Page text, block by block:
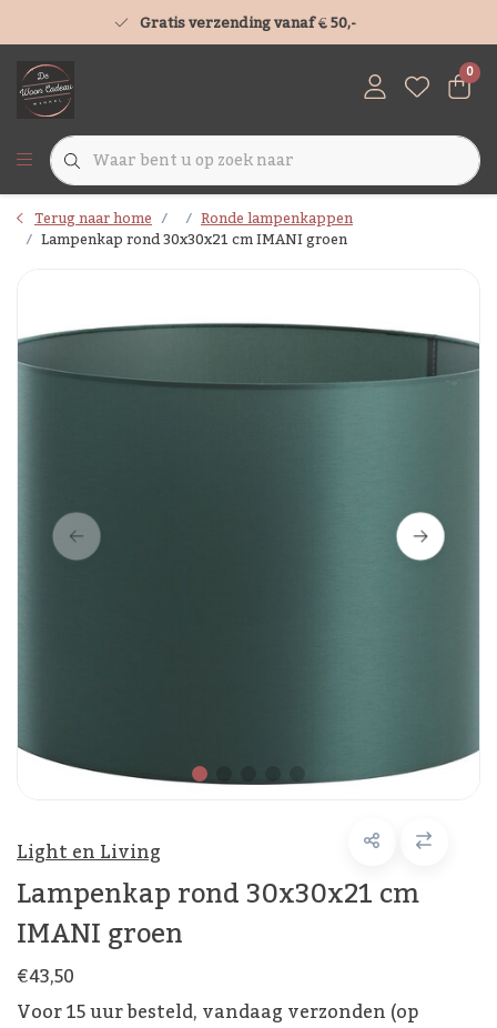
Gratis verzending vanaf € 50,-
0
Terug naar home Ronde lampenkappen
Lampenkap rond 30x30x21 cm IMANI groen
Light en Living
Lampenkap rond 30x30x21 cm
IMANI groen
€43,50
Voor 15 uur besteld, vandaag verzonden (op